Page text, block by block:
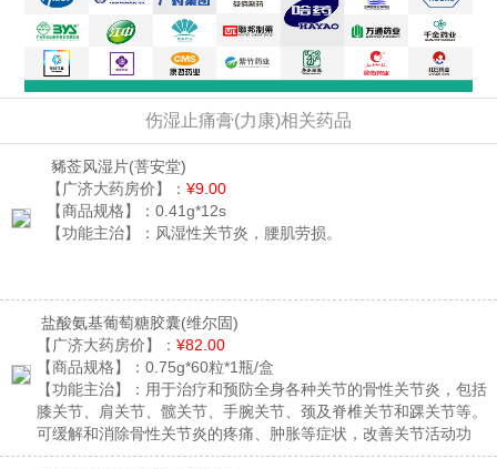
伤湿止痛膏(力康)相关药品
豨莶风湿片(菩安堂)
【广济大药房价】： ¥9.00
【商品规格】： 0.41g*12s
【功能主治】： 风湿性关节炎，腰肌劳损。
盐酸氨基葡萄糖胶囊(维尔固)
【广济大药房价】： ¥82.00
【商品规格】： 0.75g*60粒*1瓶/盒
【功能主治】： 用于治疗和预防全身各种关节的骨性关节炎，包括
膝关节、肩关节、髋关节、手腕关节、颈及脊椎关节和踝关节等。
可缓解和消除骨性关节炎的疼痛、肿胀等症状，改善关节活动功
能。